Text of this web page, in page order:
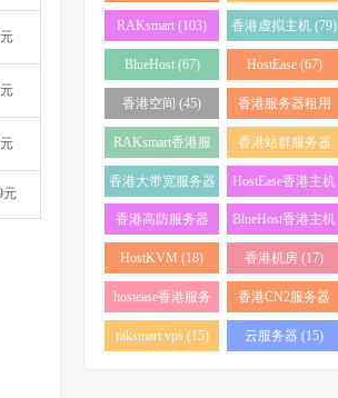
元
RAKsmart (103) 香港虚拟主机 (79)
BlueHost (67) HostEase (67)
香港空间 (45)
香港服务器租用
(43)
RAKsmart香港服
务器 (38)
香港站群服务器
(34)
香港大带宽服务器
(32)
HostEase香港主机
(28)
香港高防服务器
(22)
BlueHost香港主机
(21)
HostKVM (18) 香港机房 (17)
hostease香港服务
器 (17)
香港CN2服务器
(17)
raksmart vps (15) 云服务器 (15)